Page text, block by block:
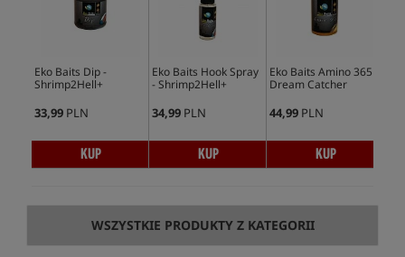
Eko Baits Dip -
Shrimp2Hell+
33,99 PLN
KUP
Eko Baits Hook Spray
- Shrimp2Hell+
34,99 PLN
KUP
Eko Baits Amino 365 -
Dream Catcher
44,99 PLN
KUP
WSZYSTKIE PRODUKTY Z KATEGORII